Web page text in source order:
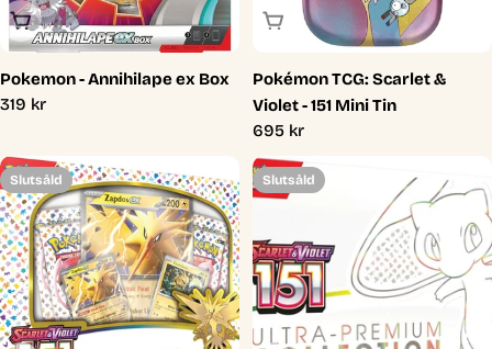
Slutsåld
Pokemon - Annihilape ex Box
Ordinarie
319 kr
Slutsåld
Pokémon TCG: Scarlet &
Violet - 151 Mini Tin
Ordinarie
pris
695 kr
Slutsåld Slutsåld